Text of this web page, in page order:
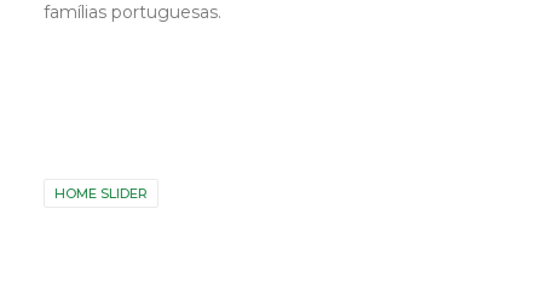
famílias portuguesas.
HOME SLIDER